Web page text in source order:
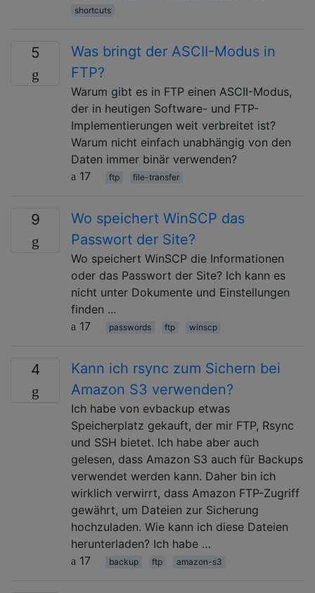
shortcuts
5
Was bringt der ASCII-Modus in
FTP?
Warum gibt es in FTP einen ASCII-Modus,
der in heutigen Software- und FTP-
Implementierungen weit verbreitet ist?
Warum nicht einfach unabhängig von den
Daten immer binär verwenden?
17
ftp file-transfer
9
Wo speichert WinSCP das
Passwort der Site?
Wo speichert WinSCP die Informationen
oder das Passwort der Site? Ich kann es
nicht unter Dokumente und Einstellungen
finden ...
17
passwords ftp winscp
4
Kann ich rsync zum Sichern bei
Amazon S3 verwenden?
Ich habe von evbackup etwas
Speicherplatz gekauft, der mir FTP, Rsync
und SSH bietet. Ich habe aber auch
gelesen, dass Amazon S3 auch für Backups
verwendet werden kann. Daher bin ich
wirklich verwirrt, dass Amazon FTP-Zugriff
gewährt, um Dateien zur Sicherung
hochzuladen. Wie kann ich diese Dateien
herunterladen? Ich habe …
17
backup ftp amazon-s3